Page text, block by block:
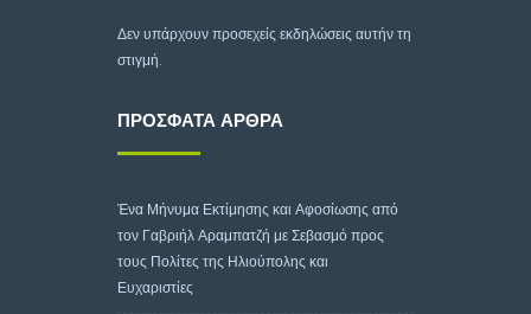
Δεν υπάρχουν προσεχείς εκδηλώσεις αυτήν τη
στιγμή.
ΠΡΌΣΦΑΤΑ ΆΡΘΡΑ
Ένα Μήνυμα Εκτίμησης και Αφοσίωσης από
τον Γαβριήλ Αραμπατζή με Σεβασμό προς
τους Πολίτες της Ηλιούπολης και
Ευχαριστίες